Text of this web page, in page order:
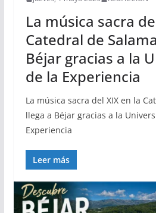
La música sacra
Catedral de
Béjar gracias a la
de la Experiencia
La música sacra del XIX en la
llega a Béjar gracias a la
Experiencia
Leer más